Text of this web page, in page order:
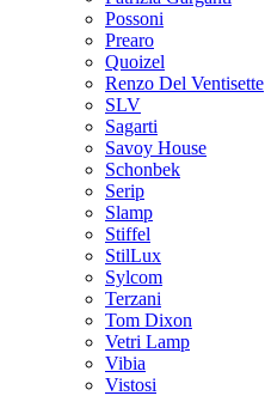
Possoni
Prearo
Quoizel
Renzo Del Ventisette
SLV
Sagarti
Savoy House
Schonbek
Serip
Slamp
Stiffel
StilLux
Sylcom
Terzani
Tom Dixon
Vetri Lamp
Vibia
Vistosi